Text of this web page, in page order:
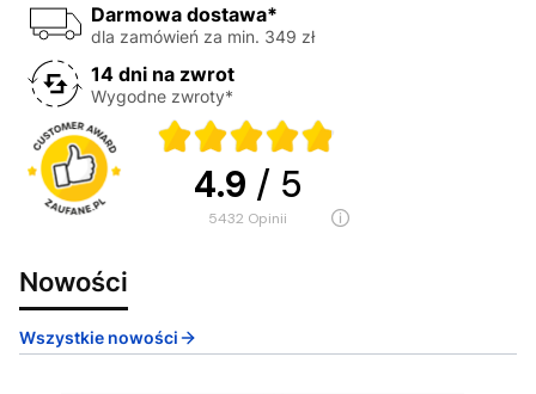
Darmowa dostawa*
dla zamówień za min. 349 zł
14 dni na zwrot
Wygodne zwroty*
4.9 / 5
5432 opinii
Nowości
Wszystkie nowości